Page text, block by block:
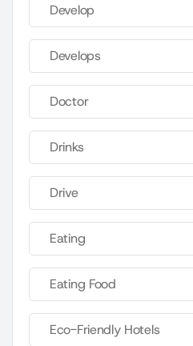
Develop
Develops
Doctor
Drinks
Drive
Eating
Eating Food
Eco-Friendly Hotels